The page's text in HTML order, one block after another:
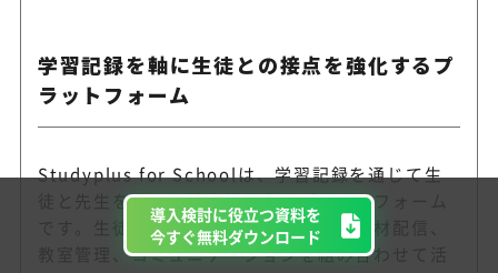
導入検討に役立つ資料を
今すぐ無料ダウンロード
学習記録を軸に生徒との接点を強化するプ
ラットフォーム
Studyplus for Schoolは、学習記録を通じて生
徒と先生をつなぐ教育機関向けプラットフォーム
です。生徒の日々の学習ログ、進捗、教材配信、
教室管理、コミュニケーションを組み合わせて活